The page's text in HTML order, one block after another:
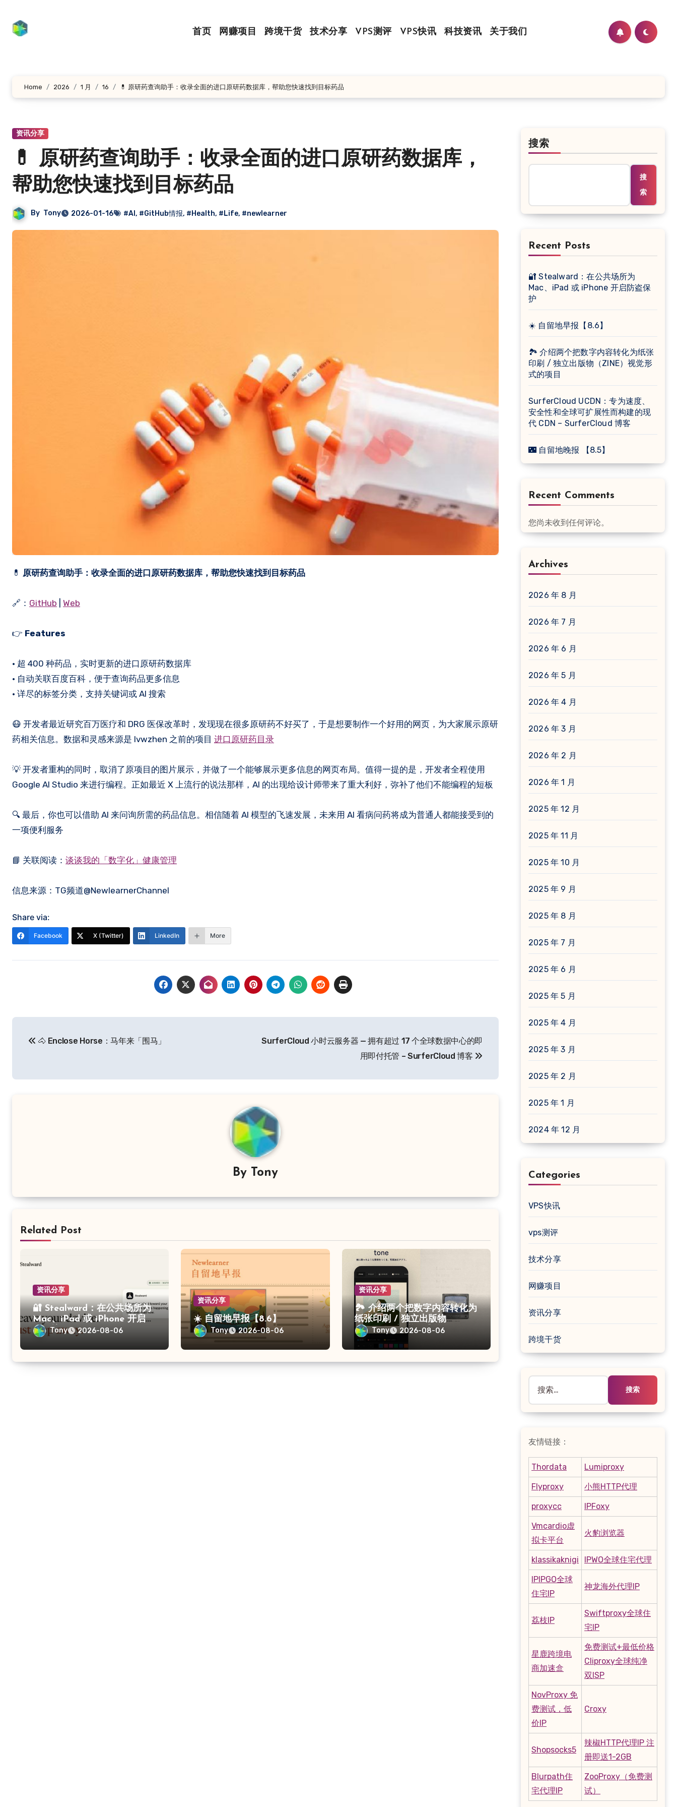
首页 网赚项目 跨境干货 技术分享 VPS测评 VPS快讯 科技资讯 关于我们
Home 2026 1 月 16 💊 原研药查询助手：收录全面的进口原研药数据库，帮助您快速找到目标药品
资讯分享
💊 原研药查询助手：收录全面的进口原研药数据库，
帮助您快速找到目标药品
By Tony 2026-01-16 #AI , #GitHub情报, #Health, #Life, #newlearner
原研药查询助手：收录全面的进口原研药数据库，帮助您快速找到目标药品
🔗： GitHub Web
👉 Features
• 超 400 种药品，实时更新的进口原研药数据库
• 自动关联百度百科，便于查询药品更多信息
• 详尽的标签分类，支持关键词或 AI 搜索
😷 开发者最近研究百万医疗和 DRG 医保改革时，发现现在很多原研药不好买了，于是想要制作一个好用的网页，为大家展示原研
药相关信息。数据和灵感来源是 lvwzhen 之前的项目 进口原研药目录
💡 开发者重构的同时，取消了原项目的图片展示，并做了一个能够展示更多信息的网页布局。值得一提的是，开发者全程使用
Google AI Studio 来进行编程。正如最近 X 上流行的说法那样，AI 的出现给设计师带来了重大利好，弥补了他们不能编程的短板
🔍 最后，你也可以借助 AI 来问询所需的药品信息。相信随着 AI 模型的飞速发展，未来用 AI 看病问药将成为普通人都能接受到的
一项便利服务
📘 关联阅读： 谈谈我的「数字化」健康管理
信息来源：TG频道@NewlearnerChannel
Share via:
Facebook X (Twitter) LinkedIn More
🐴 Enclose Horse：马年来「围马」
SurferCloud 小时云服务器 — 拥有超过 17 个全球数据中心的即
用即付托管 – SurferCloud 博客
By Tony
Related Post
资讯分享
🔐 Stealward：在公共场所为
Mac、iPad 或 iPhone 开启防
盗保护
Tony 2026-08-06
资讯分享
☀️ 自留地早报【8.6】
Tony 2026-08-06
资讯分享
🏞 介绍两个把数字内容转化为
纸张印刷 / 独立出版物
（ZINE）视觉形式的项目
Tony 2026-08-06
搜索
搜
索
Recent Posts
🔐 Stealward：在公共场所为
Mac、iPad 或 iPhone 开启防盗保
护
☀️ 自留地早报【8.6】
🏞 介绍两个把数字内容转化为纸张
印刷 / 独立出版物（ZINE）视觉形
式的项目
SurferCloud UCDN：专为速度、
安全性和全球可扩展性而构建的现
代 CDN – SurferCloud 博客
🌃 自留地晚报 【8.5】
Recent Comments
您尚未收到任何评论。
Archives
2026 年 8 月
2026 年 7 月
2026 年 6 月
2026 年 5 月
2026 年 4 月
2026 年 3 月
2026 年 2 月
2026 年 1 月
2025 年 12 月
2025 年 11 月
2025 年 10 月
2025 年 9 月
2025 年 8 月
2025 年 7 月
2025 年 6 月
2025 年 5 月
2025 年 4 月
2025 年 3 月
2025 年 2 月
2025 年 1 月
2024 年 12 月
Categories
VPS快讯
vps测评
技术分享
网赚项目
资讯分享
跨境干货
索：
友情链接：
Thordata Lumiproxy
Flyproxy 小熊HTTP代理
proxycc IPFoxy
Vmcardio虚
拟卡平台
火豹浏览器
klassikaknigi IPWO全球住宅代理
IPIPGO全球
住宅IP
神龙海外代理IP
荔枝IP
Swiftproxy全球住
宅IP
星鹿跨境电
商加速盒
免费测试+最低价格
Cliproxy全球纯净
双ISP
NovProxy 免
费测试，低
价IP
Croxy
Shopsocks5
辣椒HTTP代理IP 注
册即送1-2GB
Blurpath住
宅代理IP
ZooProxy（免费测
试）